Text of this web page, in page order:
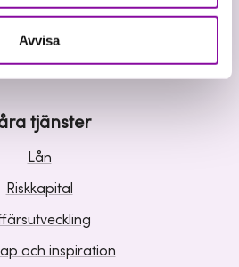
Avvisa
i hållbar tillväxt
tjänster
Lån
Riskkapital
och inspiration